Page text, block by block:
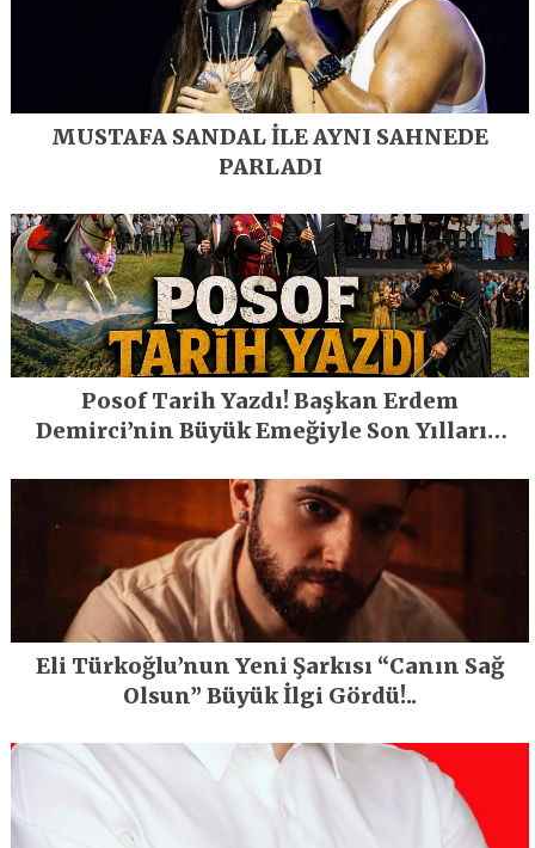
MUSTAFA SANDAL İLE AYNI SAHNEDE
PARLADI
Posof Tarih Yazdı! Başkan Erdem
Demirci’nin Büyük Emeğiyle Son Yılların
Eli Türkoğlu’nun Yeni Şarkısı “Canın Sağ
Olsun” Büyük İlgi Gördü!..